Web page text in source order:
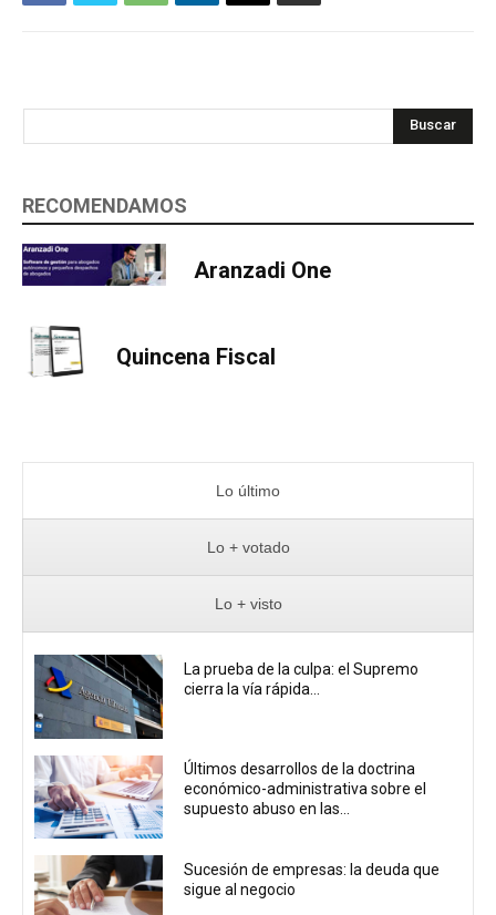
Buscar
RECOMENDAMOS
Aranzadi One
Quincena Fiscal
Lo último
Lo + votado
Lo + visto
La prueba de la culpa: el Supremo
cierra la vía rápida...
Últimos desarrollos de la doctrina
económico-administrativa sobre el
supuesto abuso en las...
Sucesión de empresas: la deuda que
sigue al negocio